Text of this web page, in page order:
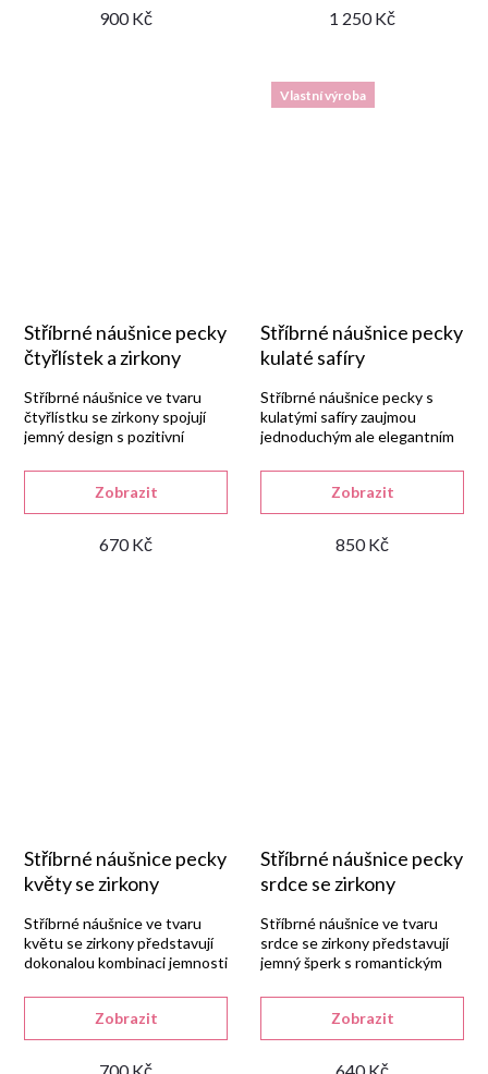
900 Kč 1 250 Kč
Stříbrné náušnice pecky
čtyřlístek a zirkony
670 Kč
Zobrazit
Stříbrné náušnice ve tvaru
čtyřlístku se zirkony spojují
jemný design s pozitivní
Vlastní výroba
Stříbrné náušnice pecky
kulaté safíry
850 Kč
Zobrazit
Stříbrné náušnice pecky s
kulatými safíry zaujmou
jednoduchým ale elegantním
Stříbrné náušnice pecky
květy se zirkony
Zobrazit
Stříbrné náušnice ve tvaru
květu se zirkony představují
dokonalou kombinaci jemnosti
Stříbrné náušnice pecky
srdce se zirkony
Zobrazit
Stříbrné náušnice ve tvaru
srdce se zirkony představují
jemný šperk s romantickým